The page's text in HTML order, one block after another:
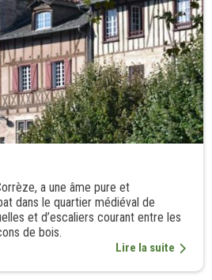
a une âme pure et
dans le quartier médiéval de
et d’escaliers courant entre les
de bois.
Lire la suite